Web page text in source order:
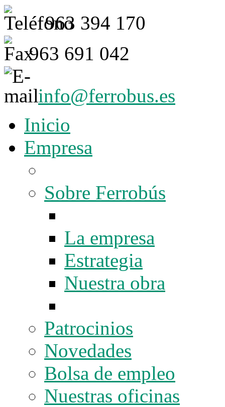
963 394 170
963 691 042
info@ferrobus.es
Inicio
Empresa
Sobre Ferrobús
La empresa
Estrategia
Nuestra obra
Patrocinios
Novedades
Bolsa de empleo
Nuestras oficinas